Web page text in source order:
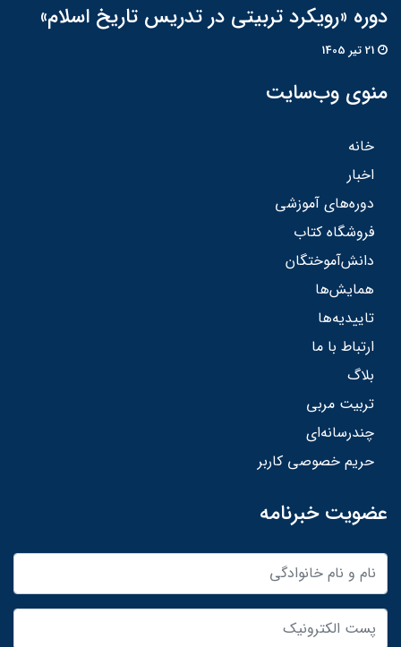
دوره «رویکرد تربیتی در تدریس تاریخ اسلام»
منوی وب‌سایت
خانه
اخبار
دوره‌های آموزشی
فروشگاه کتاب
دانش‌آموختگان
همایش‌ها
تاییدیه‌ها
ارتباط با ما
بلاگ
تربیت مربی
چندرسانه‌ای
حریم خصوصی کاربر
عضویت خبرنامه